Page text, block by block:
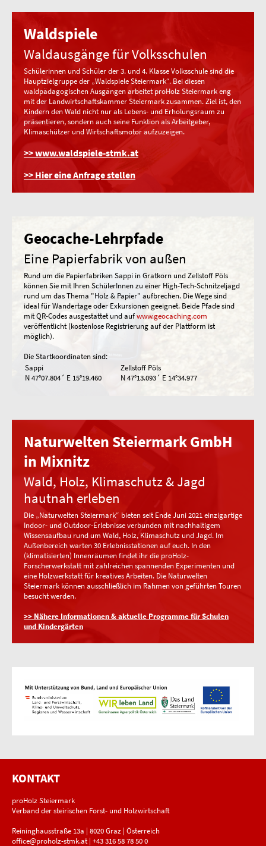
Waldspiele
Waldausgänge für Volksschulen
Schülerinnen und Schüler der 3. und 4. Klasse Volksschule sind die
Hauptzielgruppe der „Waldspiele Steiermark“. Bei diesen
waldpädagogischen Ausgängen arbeitet proHolz Steiermark eng
mit der Landwirtschaftskammer Steiermark zusammen. Ziel ist, den
Kindern den Wald nicht nur als Lebens- und Erholungsraum zu
präsentieren, sondern auch seine Funktion als Arbeitgeber,
Klimaschützer und Wirtschaftsmotor aufzuzeigen.
>> www.waldspiele-stmk.at
>> Hier eine Anfrage stellen
Geocache-Lehrpfade
Eine Papierfabrik von außen
Rund um die Papierfabriken Sappi in Gratkorn und Zellstoff Pöls
können Sie mit Ihren SchülerInnen zu einer High-Tech-Schnitzeljagd
rund um das Thema "Holz & Papier" aufbrechen. Die Wege sind
ideal für Wandertage oder Exkursionen geeignet. Beide Pfade sind
mit QR-Codes ausgestattet und aufwww.geocaching.com
veröffentlicht (kostenlose Registrierung auf der Plattform ist
möglich).
Die Startkoordinaten sind:
Sappi
N 47°07.804´ E 15°19.460
Zellstoff Pöls
N 47°13.093´ E 14°34.977
Naturwelten Steiermark GmbH
in Mixnitz
Wald, Holz, Klimaschutz & Jagd
hautnah erleben
Die „Naturwelten Steiermark“ bieten seit Ende Juni 2021 einzigartige
Indoor- und Outdoor-Erlebnisse verbunden mit nachhaltigem
Wissensaufbau rund um Wald, Holz, Klimaschutz und Jagd. Im
Außenbereich warten 30 Erlebnisstationen auf euch. In den
(klimatisierten) Innenräumen findet ihr die proHolz-
Forscherwerkstatt mit zahlreichen spannenden Experimenten und
eine Holzwerkstatt für kreatives Arbeiten. Die Naturwelten
Steiermark können ausschließlich im Rahmen von geführten Touren
besucht werden.
>> Nähere Informationen & aktuelle Programme für Schulen
und Kindergärten
KONTAKT
proHolz Steiermark
Verband der steirischen Forst- und Holzwirtschaft
Reininghausstraße 13a | 8020 Graz | Österreich
office@proholz-stmk.at| +43 316 58 78 50 0